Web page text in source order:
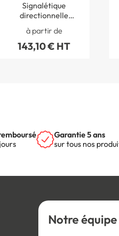
Signalétique
directionnelle
transparente H 300
x L 400 mm -
Gamme Clear
à partir de
143,10 € HT
Garantie 5 ans
sur tous nos
Notre